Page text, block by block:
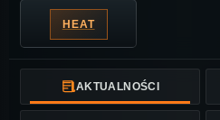
HEAT
AKTUALNOŚCI